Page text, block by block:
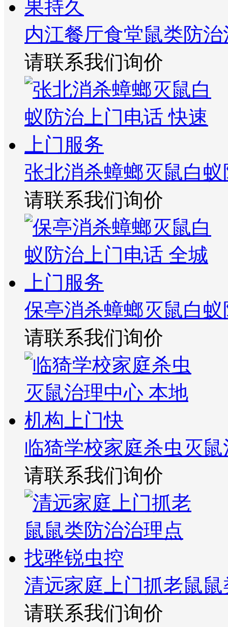
内江餐厅食堂鼠类防
请联系我们询价
张北消杀蟑螂灭鼠白
请联系我们询价
保亭消杀蟑螂灭鼠白
请联系我们询价
临猗学校家庭杀虫灭
请联系我们询价
清远家庭上门抓老鼠
请联系我们询价